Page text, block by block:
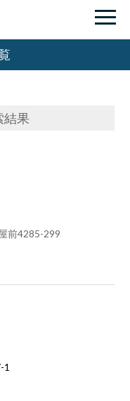
結果
前4285-299
1